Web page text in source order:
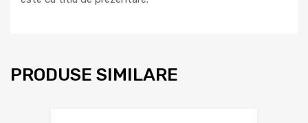
PRODUSE SIMILARE